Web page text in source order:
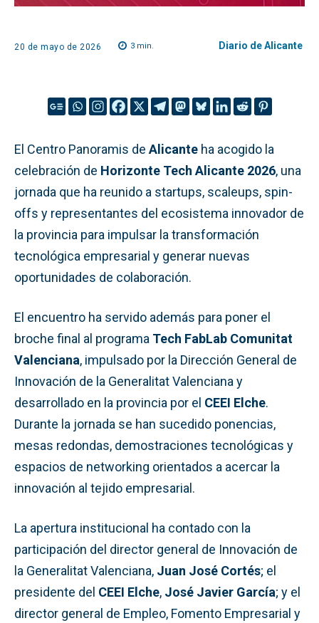
20 de mayo de 2026 3 min. Diario de Alicante
El Centro Panoramis de Alicante ha acogido la
celebración de Horizonte Tech Alicante 2026, una
jornada que ha reunido a startups, scaleups, spin-
offs y representantes del ecosistema innovador de
la provincia para impulsar la transformación
tecnológica empresarial y generar nuevas
oportunidades de colaboración.
El encuentro ha servido además para poner el
broche final al programa Tech FabLab Comunitat
Valenciana, impulsado por la Dirección General de
Innovación de la Generalitat Valenciana y
desarrollado en la provincia por el CEEI Elche.
Durante la jornada se han sucedido ponencias,
mesas redondas, demostraciones tecnológicas y
espacios de networking orientados a acercar la
innovación al tejido empresarial.
La apertura institucional ha contado con la
participación del director general de Innovación de
la Generalitat Valenciana, Juan José Cortés; el
presidente del CEEI Elche, José Javier García; y el
director general de Empleo, Fomento Empresarial y